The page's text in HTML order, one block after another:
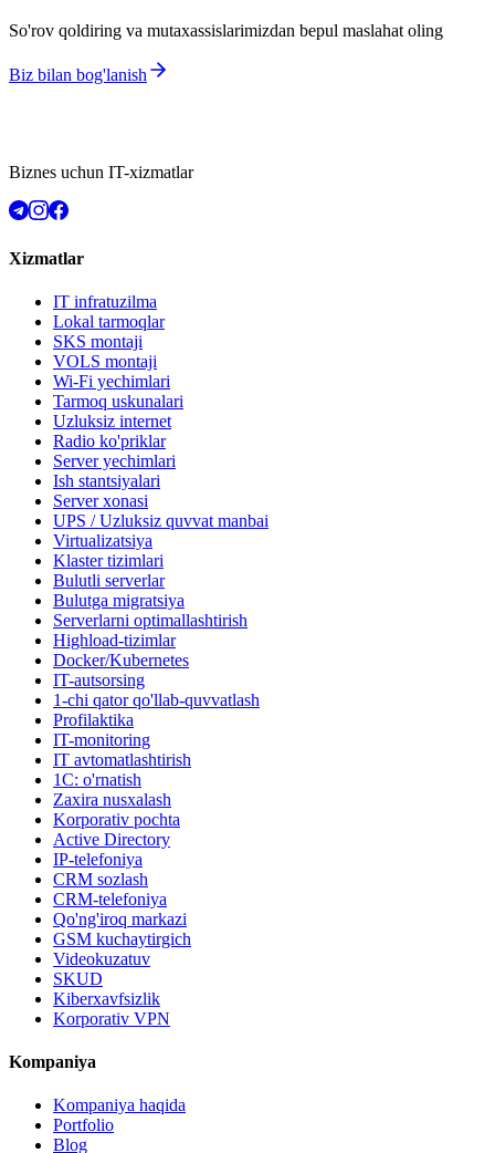
So'rov qoldiring va mutaxassislarimizdan bepul maslahat oling
Biz bilan bog'lanish
Biznes uchun IT-xizmatlar
Xizmatlar
IT infratuzilma
Lokal tarmoqlar
SKS montaji
VOLS montaji
Wi-Fi yechimlari
Tarmoq uskunalari
Uzluksiz internet
Radio ko'priklar
Server yechimlari
Ish stantsiyalari
Server xonasi
UPS / Uzluksiz quvvat manbai
Virtualizatsiya
Klaster tizimlari
Bulutli serverlar
Bulutga migratsiya
Serverlarni optimallashtirish
Highload-tizimlar
Docker/Kubernetes
IT-autsorsing
1-chi qator qo'llab-quvvatlash
Profilaktika
IT-monitoring
IT avtomatlashtirish
1C: o'rnatish
Zaxira nusxalash
Korporativ pochta
Active Directory
IP-telefoniya
CRM sozlash
CRM-telefoniya
Qo'ng'iroq markazi
GSM kuchaytirgich
Videokuzatuv
SKUD
Kiberxavfsizlik
Korporativ VPN
Kompaniya
Kompaniya haqida
Portfolio
Blog